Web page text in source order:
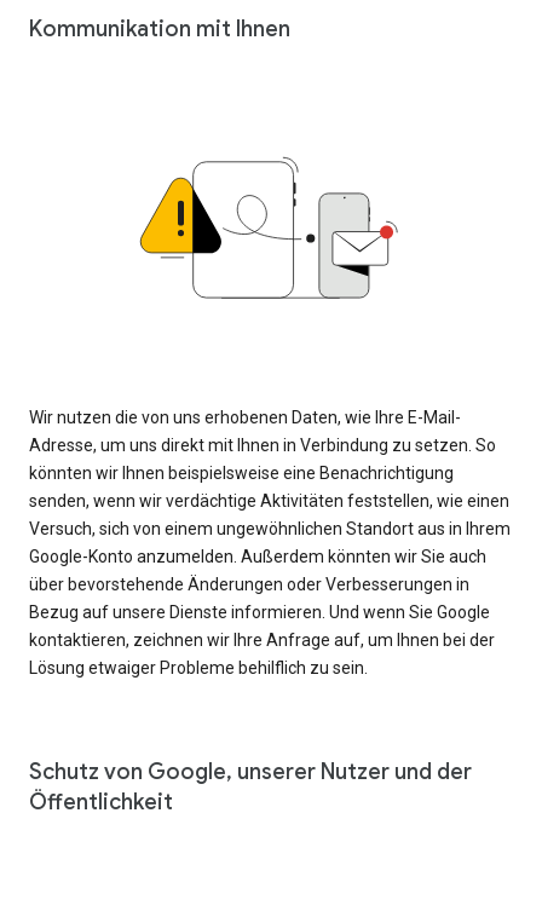
Kommunikation mit Ihnen
Wir nutzen die von uns erhobenen Daten, wie Ihre E-Mail-
Adresse, um uns direkt mit Ihnen in Verbindung zu setzen. So
könnten wir Ihnen beispielsweise eine Benachrichtigung
senden, wenn wir verdächtige Aktivitäten feststellen, wie einen
Versuch, sich von einem ungewöhnlichen Standort aus in Ihrem
Google-Konto anzumelden. Außerdem könnten wir Sie auch
über bevorstehende Änderungen oder Verbesserungen in
Bezug auf unsere Dienste informieren. Und wenn Sie Google
kontaktieren, zeichnen wir Ihre Anfrage auf, um Ihnen bei der
Lösung etwaiger Probleme behilflich zu sein.
Schutz von Google, unserer Nutzer und der
Öffentlichkeit